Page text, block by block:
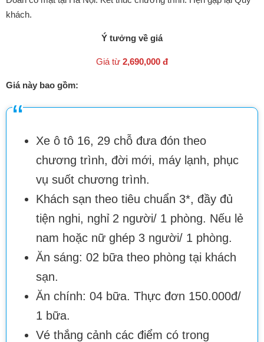
khách.
Ý tưởng về giá
Giá từ 2,690,000 đ
Giá này bao gồm:
Xe ô tô 16, 29 chỗ đưa đón theo
chương trình, đời mới, máy lạnh, phục
vụ suốt chương trình.
Khách sạn theo tiêu chuẩn 3*, đầy đủ
tiện nghi, nghỉ 2 người/ 1 phòng. Nếu lẻ
nam hoặc nữ ghép 3 người/ 1 phòng.
Ăn sáng: 02 bữa theo phòng tại khách
sạn.
Ăn chính: 04 bữa. Thực đơn 150.000đ/
1 bữa.
Vé thắng cảnh các điểm có trong